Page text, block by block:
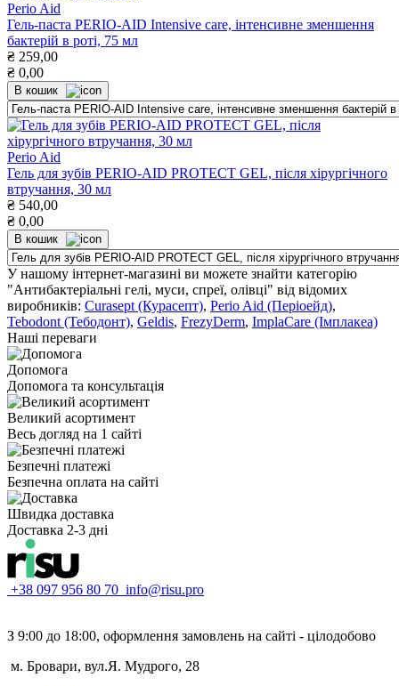
Perio Aid
Гель-паста PERIO-AID Intensive care, інтенсивне зменшення
бактерій в роті, 75 мл
₴ 259,00
₴ 0,00
В кошик
Perio Aid
Гель для зубів PERIO-AID PROTECT GEL, після хірургічного
втручання, 30 мл
₴ 540,00
₴ 0,00
В кошик
У нашому інтернет-магазині ви можете знайти категорію
"Антибактеріальні гелі, муси, спреї, олівці" від відомих
виробників: Curasept (Курасепт), Perio Aid (Періоейд),
Tebodont (Тебодонт), Geldis, FrezyDerm, ImplaCare (Імплакеа)
Наші переваги
Допомога
Допомога та консультація
Великий асортимент
Весь догляд на 1 сайті
Безпечні платежі
Безпечна оплата на сайті
Швидка доставка
Доставка 2-3 дні
+38 097 956 80 70 info@risu.pro
З 9:00 до 18:00, оформлення замовлень на сайті - цілодобово
м. Бровари, вул.Я. Мудрого, 28